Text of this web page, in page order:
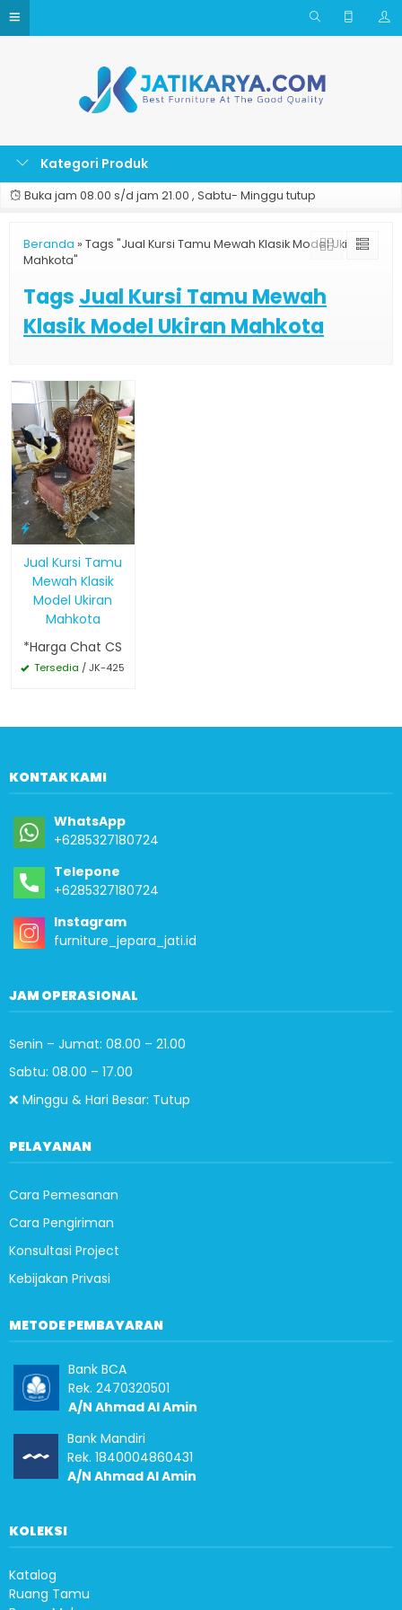
Kategori Produk
Buka jam 08.00 s/d jam 21.00 , Sabtu- Minggu tutup
Beranda » Tags "Jual Kursi Tamu Mewah Klasik Model Ukiran
Mahkota"
Tags Jual Kursi Tamu Mewah
Klasik Model Ukiran Mahkota
Jual Kursi Tamu
Mewah Klasik
Model Ukiran
Mahkota
*Harga Chat CS
Tersedia / JK-425
KONTAK KAMI
WhatsApp
+6285327180724
Telepone
+6285327180724
Instagram
furniture_jepara_jati.id
JAM OPERASIONAL
Senin – Jumat: 08.00 – 21.00
Sabtu: 08.00 – 17.00
❌ Minggu & Hari Besar: Tutup
PELAYANAN
Cara Pemesanan
Cara Pengiriman
Konsultasi Project
Kebijakan Privasi
METODE PEMBAYARAN
Bank BCA
Rek. 2470320501
A/N Ahmad Al Amin
Bank Mandiri
Rek. 1840004860431
A/N Ahmad Al Amin
KOLEKSI
Katalog
Ruang Tamu